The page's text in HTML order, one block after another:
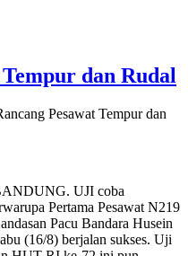
dan Rudal
Pesawat Tempur dan
UJI coba
Pertama Pesawat N219
Pacu Bandara Husein
(16/8) berjalan sukses. Uji